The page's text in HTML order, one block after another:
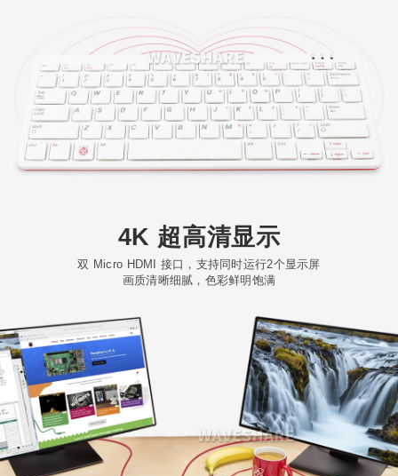
4K 超高清显示
双 Micro HDMI 接口，支持同时运行2个显示屏
画质清晰细腻，色彩鲜明饱满